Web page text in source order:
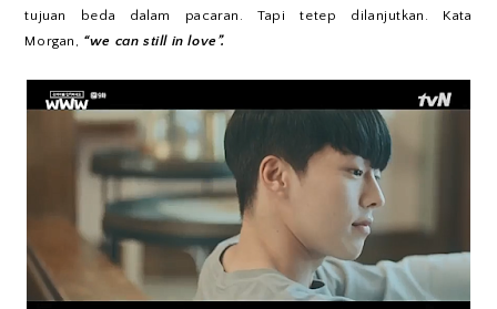
tujuan beda dalam pacaran. Tapi tetep dilanjutkan. Kata
Morgan, “we can still in love”.